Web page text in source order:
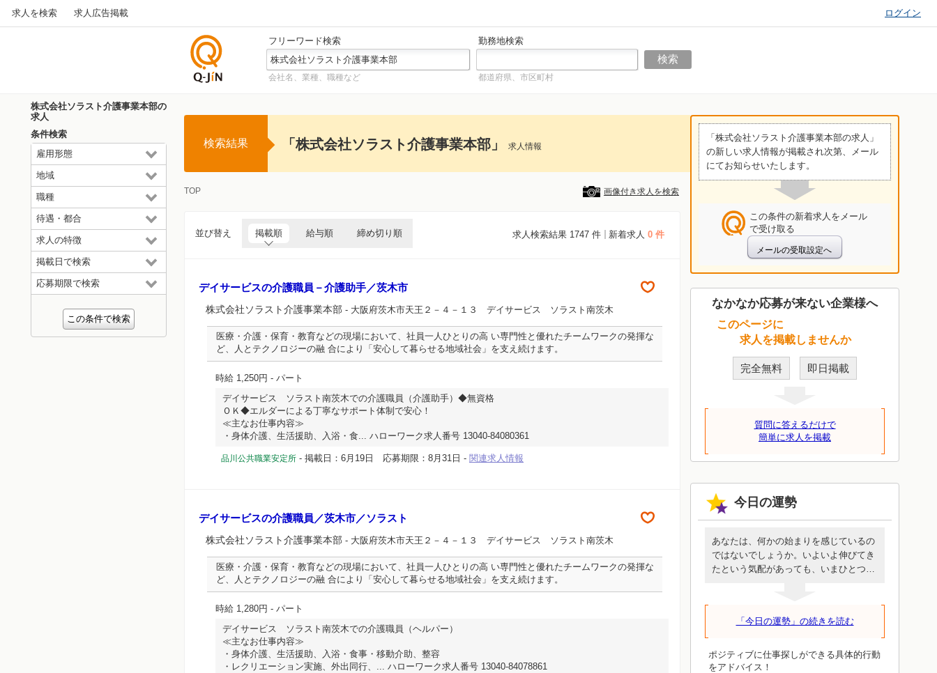
求人を検索 求人広告掲載 ログイン
人サイ
フリーワード検索 勤務地検索
会社名、業種、職種など 都道府県、市区町村
株式会社ソラスト介護事業本部の
求人
条件検索
雇用形態
地域
職種
待遇・都合
求人の特徴
掲載日で検索
応募期限で検索
検索結果 「株式会社ソラスト介護事業本部」 求人情報
TOP 画像付き求人を検索
求人検索結果 1747 件 新着求人 0 件
並び替え 掲載順 給与順 締め切り順
デイサービスの介護職員－介護助手／茨木市
株式会社ソラスト介護事業本部 - 大阪府茨木市天王２－４－１３ デイサービス ソラスト南茨木
医療・介護・保育・教育などの現場において、社員一人ひとりの高 い専門性と優れたチームワークの発揮な
ど、人とテクノロジーの融 合により「安心して暮らせる地域社会」を支え続けます。
時給 1,250円 - パート
デイサービス ソラスト南茨木での介護職員（介護助手）◆無資格
ＯＫ◆エルダーによる丁寧なサポート体制で安心！
≪主なお仕事内容≫
・身体介護、生活援助、入浴・食... ハローワーク求人番号 13040-84080361
品川公共職業安定所 - 掲載日：6月19日 応募期限：8月31日 - 関連求人情報
デイサービスの介護職員／茨木市／ソラスト
株式会社ソラスト介護事業本部 - 大阪府茨木市天王２－４－１３ デイサービス ソラスト南茨木
医療・介護・保育・教育などの現場において、社員一人ひとりの高 い専門性と優れたチームワークの発揮な
ど、人とテクノロジーの融 合により「安心して暮らせる地域社会」を支え続けます。
時給 1,280円 - パート
デイサービス ソラスト南茨木での介護職員（ヘルパー）
≪主なお仕事内容≫
・身体介護、生活援助、入浴・食事・移動介助、整容
・レクリエーション実施、外出同行、... ハローワーク求人番号 13040-84078861
「株式会社ソラスト介護事業本部の求人」
の新しい求人情報が掲載され次第、メール
にてお知らせいたします。
この条件の新着求人をメール
で受け取る
なかなか応募が来ない企業様へ
このページに
求人を掲載しませんか
完全無料 即日掲載
質問に答えるだけで
簡単に求人を掲載
今日の運勢
あなたは、何かの始まりを感じているの
ではないでしょうか。いよいよ伸びてき
たという気配があっても、いまひとつ乗
を整えながら伸び続けるので、諦めさえ
まったらそこで終了です。焦って無理を
押し通さず、しっかり根差していけるよ
「今日の運勢」の続きを読む
ポジティブに仕事探しができる具体的行動
をアドバイス！